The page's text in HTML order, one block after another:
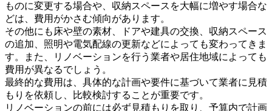
ものに変更する場合や、収納スペースを大幅に増やす場合な
どは、費用がかさむ傾向があります。
その他にも床や壁の素材、ドアや建具の交換、収納スペース
の追加、照明や電気配線の更新などによっても変わってきま
す。また、リノベーションを行う業者や居住地域によっても
費用が異なるでしょう。
最終的な費用は、具体的な計画や要件に基づいて業者に見積
もりを依頼し、比較検討することが重要です。
リノベーションの前には必ず見積もりを取り、予算内で計画